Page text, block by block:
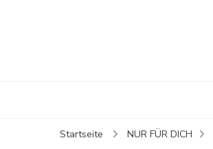
Startseite NUR FÜR DICH